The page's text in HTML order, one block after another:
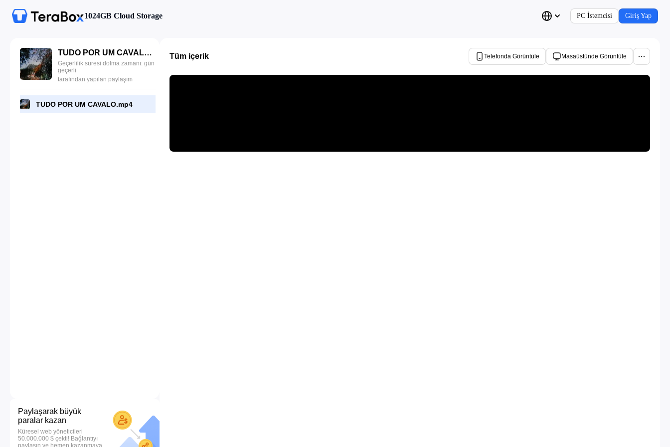
1024GB Cloud Storage PC İstemcisi Giriş Yap
TUDO POR UM CAVALO.mp4
Geçerlilik süresi dolma zamanı: gün
geçerli
tarafından yapılan paylaşım
TUDO POR UM CAVALO.mp4
Paylaşarak büyük
paralar kazan
Küresel web yöneticileri
50.000.000 $ çekti! Bağlantıyı
paylaşın ve hemen kazanmaya
Tüm içerik Telefonda Görüntüle Masaüstünde Görüntüle